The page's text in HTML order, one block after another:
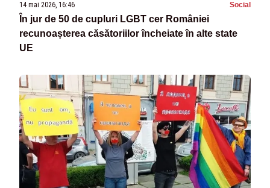
14 mai 2026, 16:46 Social
În jur de 50 de cupluri LGBT cer României
recunoașterea căsătoriilor încheiate în alte state
UE